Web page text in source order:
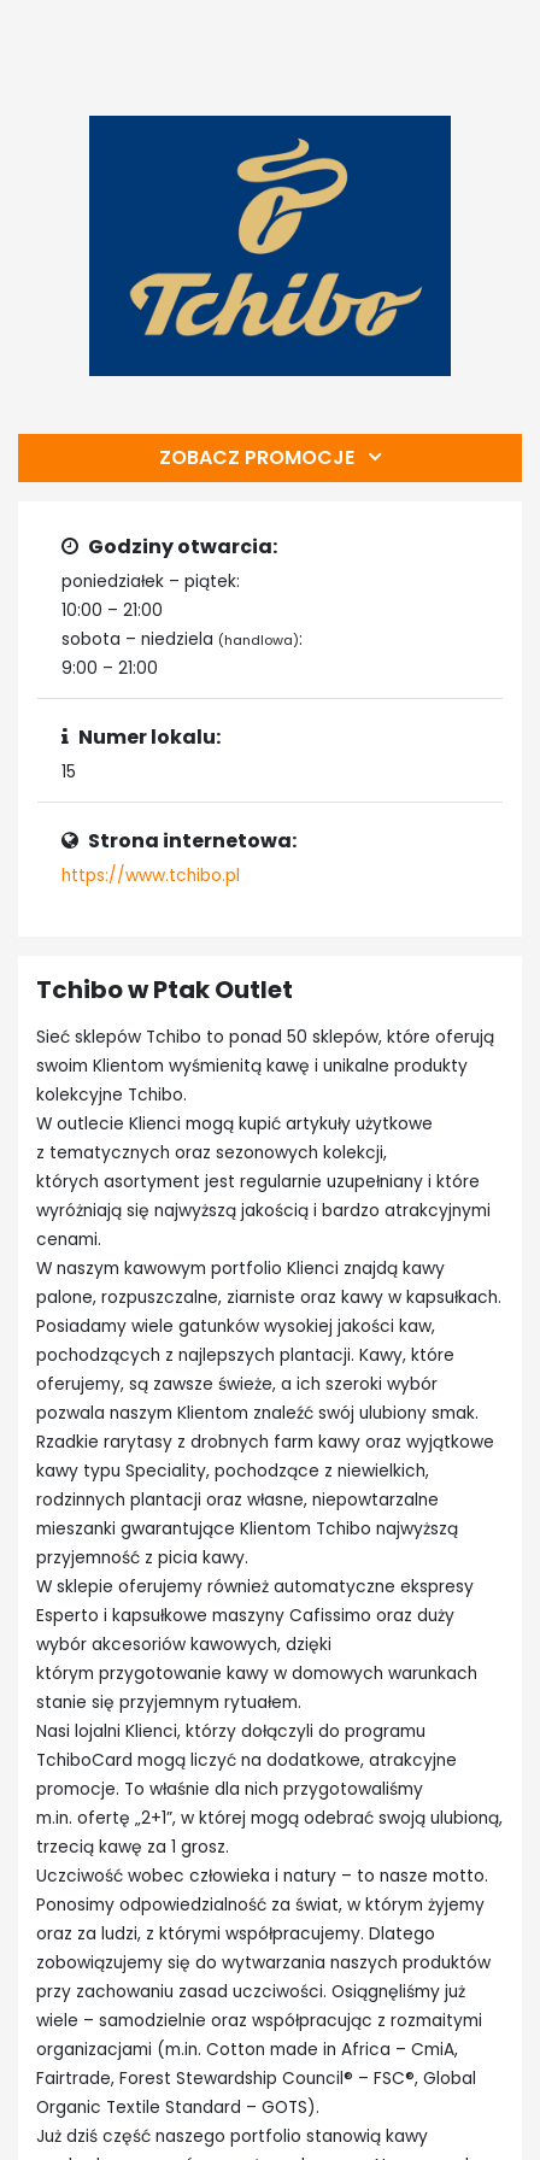
Tchibo w Ptak Outlet
Sieć sklepów Tchibo to ponad 50 sklepów, które oferują
swoim Klientom wyśmienitą kawę i unikalne produkty
kolekcyjne Tchibo.
W outlecie Klienci mogą kupić artykuły użytkowe
z tematycznych oraz sezonowych kolekcji,
których asortyment jest regularnie uzupełniany i które
wyróżniają się najwyższą jakością i bardzo atrakcyjnymi
cenami.
W naszym kawowym portfolio Klienci znajdą kawy
palone, rozpuszczalne, ziarniste oraz kawy w kapsułkach.
Posiadamy wiele gatunków wysokiej jakości kaw,
pochodzących z najlepszych plantacji. Kawy, które
oferujemy, są zawsze świeże, a ich szeroki wybór
pozwala naszym Klientom znaleźć swój ulubiony smak.
Rzadkie rarytasy z drobnych farm kawy oraz wyjątkowe
kawy typu Speciality, pochodzące z niewielkich,
rodzinnych plantacji oraz własne, niepowtarzalne
mieszanki gwarantujące Klientom Tchibo najwyższą
przyjemność z picia kawy.
W sklepie oferujemy również automatyczne ekspresy
Esperto i kapsułkowe maszyny Cafissimo oraz duży
wybór akcesoriów kawowych, dzięki
którym przygotowanie kawy w domowych warunkach
stanie się przyjemnym rytuałem.
Nasi lojalni Klienci, którzy dołączyli do programu
TchiboCard mogą liczyć na dodatkowe, atrakcyjne
promocje. To właśnie dla nich przygotowaliśmy
m.in. ofertę „2+1”, w której mogą odebrać swoją ulubioną,
trzecią kawę za 1 grosz.
Uczciwość wobec człowieka i natury – to nasze motto.
Ponosimy odpowiedzialność za świat, w którym żyjemy
oraz za ludzi, z którymi współpracujemy. Dlatego
zobowiązujemy się do wytwarzania naszych produktów
przy zachowaniu zasad uczciwości. Osiągnęliśmy już
wiele – samodzielnie oraz współpracując z rozmaitymi
organizacjami (m.in. Cotton made in Africa – CmiA,
Fairtrade, Forest Stewardship Council® – FSC®, Global
Organic Textile Standard – GOTS).
Już dziś część naszego portfolio stanowią kawy
ZOBACZ PROMOCJE
Godziny otwarcia:
poniedziałek – piątek:
10:00 – 21:00
sobota – niedziela (handlowa):
9:00 – 21:00
Numer lokalu:
15
Strona internetowa:
https://www.tchibo.pl